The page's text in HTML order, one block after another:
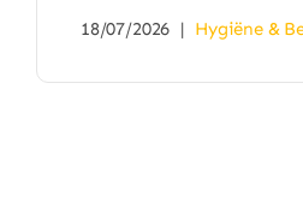
18/07/2026 | Hygiëne &